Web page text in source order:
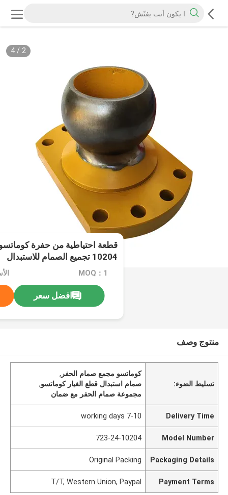
2
/
4
10204 تجميع الصمام للاستبدال
MOQ：1
افضل سعر
منتوج وصف
تسليط الضوء:
كوماتسو مجمع صمام الحفر ,
صمام استبدال قطع الغيار كوماتسو,
مجموعة صمام الحفر مع ضمان
Delivery Time
7-10 working days
Model Number
723-24-10204
Packaging Details
Original Packing
Payment Terms
T/T, Western Union, Paypal